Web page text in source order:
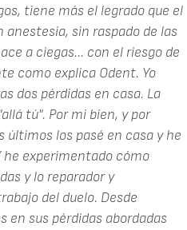
tiene más el legrado que el
sin raspado de las
a ciegas... con el riesgo de
como explica Odent. Yo
dos pérdidas en casa. La
tú". Por mi bien, y por
últimos los pasé en casa y he
he experimentado cómo
y lo reparador y
del duelo. Desde
en sus pérdidas abordadas